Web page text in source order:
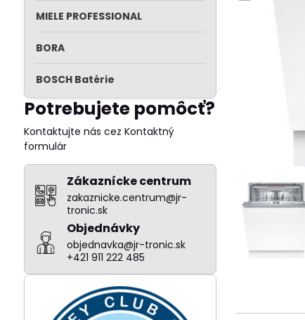
MIELE PROFESSIONAL
BORA
BOSCH Batérie
Potrebujete pomôcť?
Kontaktujte nás cez Kontaktný
formulár
Zákaznícke centrum
zakaznicke.centrum@jr-
tronic.sk
Objednávky
objednavka@jr-tronic.sk
+421 911 222 485